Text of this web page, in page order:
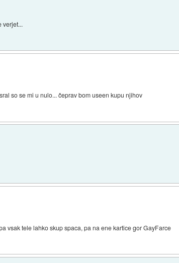
verjet...
so se mi u nulo... čeprav bom useen kupu njihov
vsak tele lahko skup spaca, pa na ene kartice gor GayFarce